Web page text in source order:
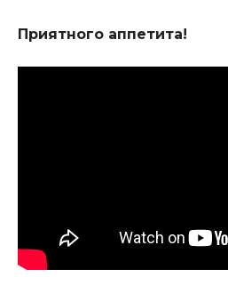
Приятного аппетита!